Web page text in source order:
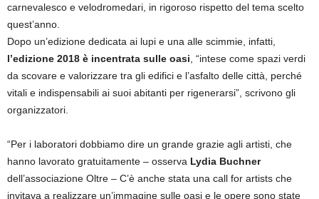
carnevalesco e velodromedari, in rigoroso rispetto del tema scelto
quest’anno.
Dopo un’edizione dedicata ai lupi e una alle scimmie, infatti,
l’edizione 2018 è incentrata sulle oasi, “intese come spazi verdi
da scovare e valorizzare tra gli edifici e l’asfalto delle città, perché
vitali e indispensabili ai suoi abitanti per rigenerarsi”, scrivono gli
organizzatori.
“Per i laboratori dobbiamo dire un grande grazie agli artisti, che
hanno lavorato gratuitamente – osserva Lydia Buchner
dell’associazione Oltre – C’è anche stata una call for artists che
invitava a realizzare un’immagine sulle oasi e le opere sono state